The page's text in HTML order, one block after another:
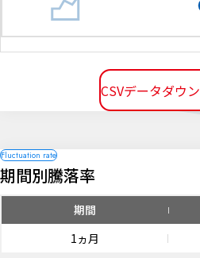
CSVデータダウ
期間別騰落率
期間
1ヵ月